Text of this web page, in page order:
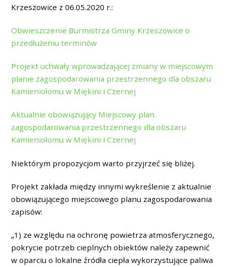
Krzeszowice z 06.05.2020 r.:
Obwieszczenie Burmistrza Gminy Krzeszowice o
przedłużeniu terminów
Projekt uchwały wprowadzającej zmiany w miejscowym
planie zagospodarowania przestrzennego dla obszaru
Kamieniołomu w Miękini i Czernej
Aktualnie obowiązujący Miejscowy plan
zagospodarowania przestrzennego dla obszaru
Kamieniołomu w Miękini i Czernej
Niektórym propozycjom warto przyjrzeć się bliżej.
Projekt zakłada między innymi wykreślenie z aktualnie
obowiązującego miejscowego planu zagospodarowania
zapisów:
„1) ze względu na ochronę powietrza atmosferycznego,
pokrycie potrzeb cieplnych obiektów należy zapewnić
w oparciu o lokalne źródła ciepła wykorzystujące paliwa